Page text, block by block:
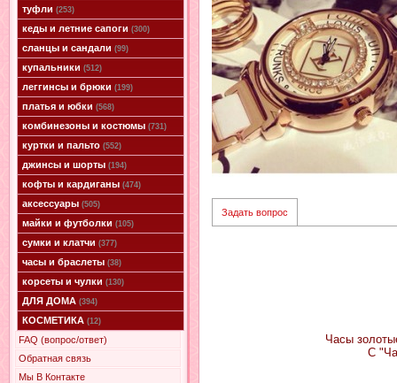
туфли (253)
кеды и летние сапоги (300)
сланцы и сандали (99)
купальники (512)
леггинсы и брюки (199)
платья и юбки (568)
комбинезоны и костюмы (731)
куртки и пальто (552)
джинсы и шорты (194)
кофты и кардиганы (474)
аксессуары (505)
майки и футболки (105)
сумки и клатчи (377)
часы и браслеты (38)
корсеты и чулки (130)
ДЛЯ ДОМА (394)
КОСМЕТИКА (12)
FAQ (вопрос/ответ)
Обратная связь
Мы В Контакте
Задать вопрос
Часы
С